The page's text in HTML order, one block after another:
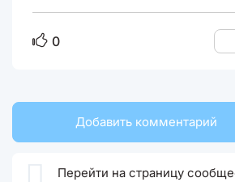
0
Добавить комментарий
Перейти на страницу